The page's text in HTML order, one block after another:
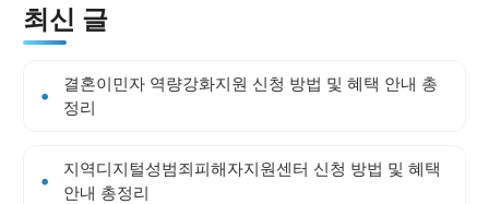
최신 글
결혼이민자 역량강화지원 신청 방법 및 혜택 안내 총
정리
지역디지털성범죄피해자지원센터 신청 방법 및 혜택
안내 총정리